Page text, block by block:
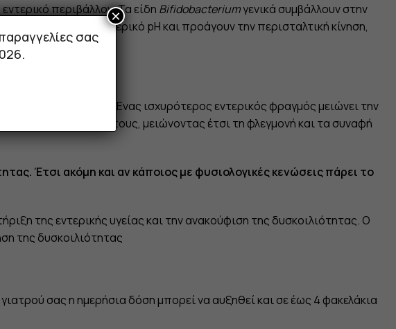
περιβάλλον. Τα είδη Bifidobacteriumγενικά συμβάλλουν στην
ρυθμίζουν το εντερικό pH και προάγουν την περισταλτική κίνηση,
εντερικού φραγμού. Ένας ισχυρότερος εντερικός φραγμός μειώνει την
και των τοξινών τους, μειώνοντας έτσι τη φλεγμονή και τα συναφή
Έτσι ακόμη και αν κάποιος με φυσιολογικές κενώσεις πάρει το
της εντερικής υγείας και την ανακούφιση της δυσκοιλιότητας. Ο
της δυσκοιλιότητας
σας η ημερήσια δόση μπορεί να αυξηθεί και σε έως 4 φακελάκια
σας
×